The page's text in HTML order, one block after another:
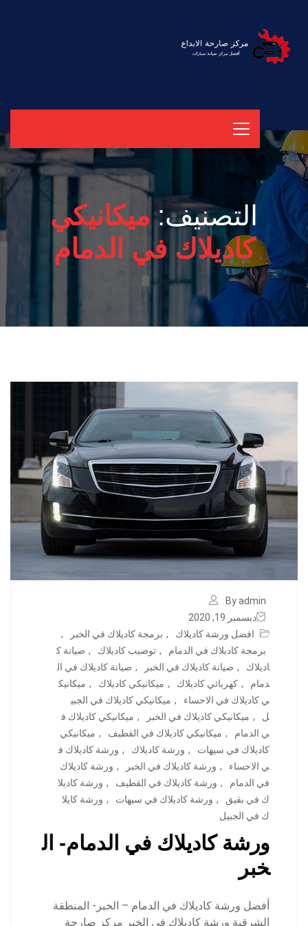
التصنيف:ميكانيكي
كاديلاك في الدمام
By admin
ديسمبر 19, 2020
افضل ورشة كاديلاك
, برمجة كاديلاك في الخبر
,
برمجة كاديلاك في الدمام
, توضيب كاديلاك , صيانة ك
اديلاك
, صيانة كاديلاك في الخبر , صيانة كاديلاك في ال
دمام
, كهربائي كاديلاك , ميكانيكي كاديلاك , ميكانيك
ي كاديلاك في الاحساء
, ميكانيكي كاديلاك في الجبي
ل
, ميكانيكي كاديلاك في الخبر , ميكانيكي كاديلاك ف
ي الدمام
, ميكانيكي كاديلاك في القطيف , ميكانيكي
كاديلاك في سيهات
, ورشة كاديلاك , ورشة كاديلاك ف
ي الاحساء
, ورشة كاديلاك في الخبر , ورشة كاديلاك
في الدمام
, ورشة كاديلاك في القطيف , ورشة كاديلا
ك في بقيق
, ورشة كاديلاك في سيهات , ورشة كايلا
ك في الجبيل
ورشة كاديلاك في الدمام- ال
خبر
أفضل ورشة كاديلاك في الدمام – الخبر- المنطقة
الشرقية ورشة كاديلاك في الخبر مركز صارحة